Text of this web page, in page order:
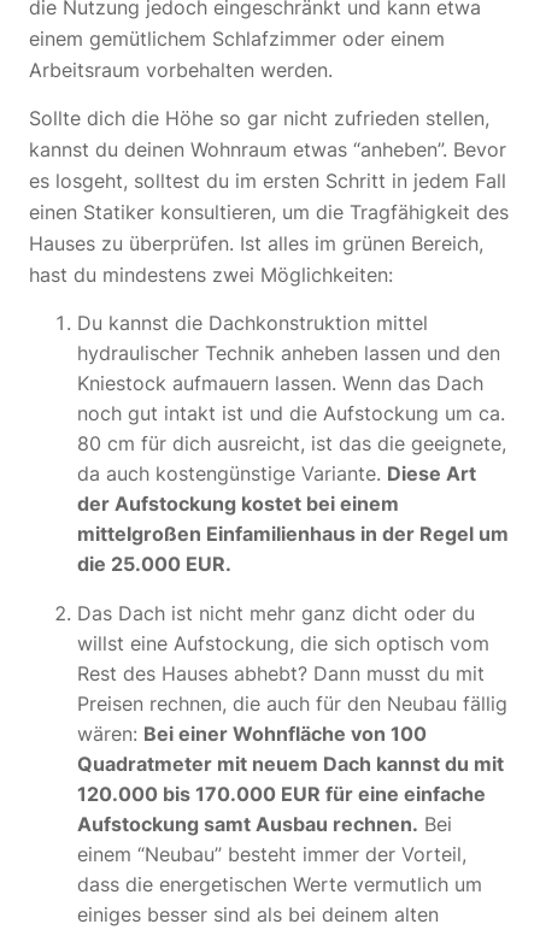
die Nutzung jedoch eingeschränkt und kann etwa
einem gemütlichem Schlafzimmer oder einem
Arbeitsraum vorbehalten werden.
Sollte dich die Höhe so gar nicht zufrieden stellen,
kannst du deinen Wohnraum etwas “anheben”. Bevor
es losgeht, solltest du im ersten Schritt in jedem Fall
einen Statiker konsultieren, um die Tragfähigkeit des
Hauses zu überprüfen. Ist alles im grünen Bereich,
hast du mindestens zwei Möglichkeiten:
Du kannst die Dachkonstruktion mittel
hydraulischer Technik anheben lassen und den
Kniestock aufmauern lassen. Wenn das Dach
noch gut intakt ist und die Aufstockung um ca.
80 cm für dich ausreicht, ist das die geeignete,
da auch kostengünstige Variante. Diese Art
der Aufstockung kostet bei einem
mittelgroßen Einfamilienhaus in der Regel um
die 25.000 EUR.
Das Dach ist nicht mehr ganz dicht oder du
willst eine Aufstockung, die sich optisch vom
Rest des Hauses abhebt? Dann musst du mit
Preisen rechnen, die auch für den Neubau fällig
wären: Bei einer Wohnfläche von 100
Quadratmeter mit neuem Dach kannst du mit
120.000 bis 170.000 EUR für eine einfache
Aufstockung samt Ausbau rechnen. Bei
einem “Neubau” besteht immer der Vorteil,
dass die energetischen Werte vermutlich um
einiges besser sind als bei deinem alten